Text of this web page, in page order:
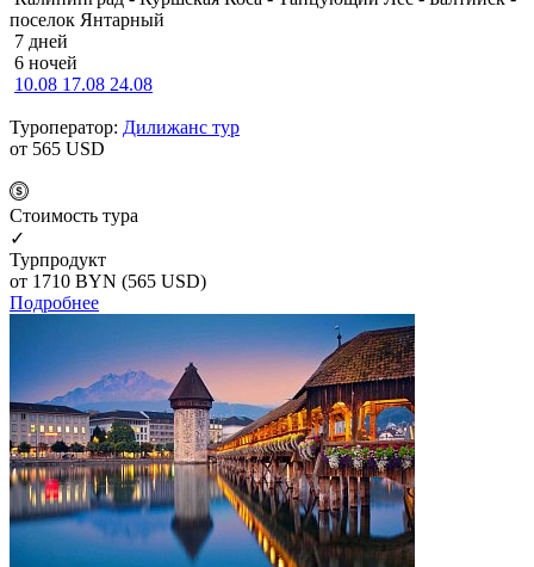
поселок Янтарный
7 дней
6 ночей
10.08 17.08 24.08
Туроператор: Дилижанс тур
от 565 USD
Cтоимость тура
✓
Турпродукт
от 1710 BYN (565 USD)
Подробнее